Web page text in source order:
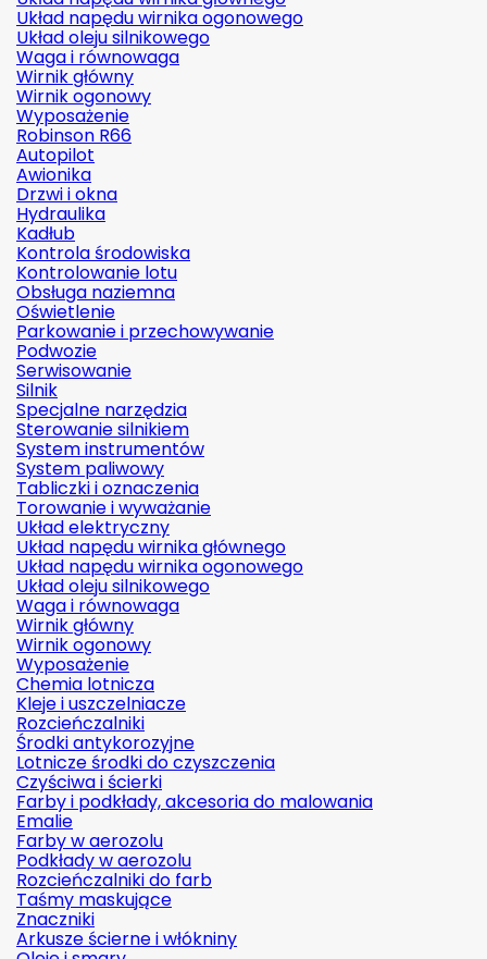
Układ napędu wirnika ogonowego
Układ oleju silnikowego
Waga i równowaga
Wirnik główny
Wirnik ogonowy
Wyposażenie
Robinson R66
Autopilot
Awionika
Drzwi i okna
Hydraulika
Kadłub
Kontrola środowiska
Kontrolowanie lotu
Obsługa naziemna
Oświetlenie
Parkowanie i przechowywanie
Podwozie
Serwisowanie
Silnik
Specjalne narzędzia
Sterowanie silnikiem
System instrumentów
System paliwowy
Tabliczki i oznaczenia
Torowanie i wyważanie
Układ elektryczny
Układ napędu wirnika głównego
Układ napędu wirnika ogonowego
Układ oleju silnikowego
Waga i równowaga
Wirnik główny
Wirnik ogonowy
Wyposażenie
Chemia lotnicza
Kleje i uszczelniacze
Rozcieńczalniki
Środki antykorozyjne
Lotnicze środki do czyszczenia
Czyściwa i ścierki
Farby i podkłady, akcesoria do malowania
Emalie
Farby w aerozolu
Podkłady w aerozolu
Rozcieńczalniki do farb
Taśmy maskujące
Znaczniki
Arkusze ścierne i włókniny